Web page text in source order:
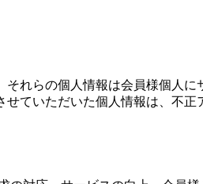
れらの個人情報は会員様個人
ていただいた個人情報は、不正